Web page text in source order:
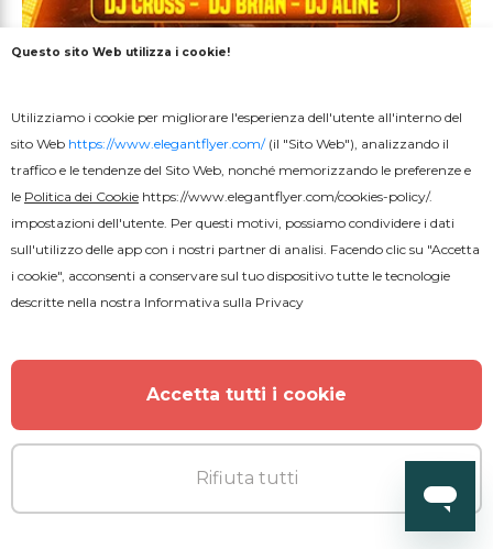
Premium
Sabato Sera Club Volantino
Questo sito Web utilizza i cookie!
Utilizziamo i cookie per migliorare l'esperienza dell'utente all'interno del
sito Web https://www.elegantflyer.com/(il "Sito Web"), analizzando il
traffico e le tendenze del Sito Web, nonché memorizzando le preferenze e
le Politica dei Cookie https://www.elegantflyer.com/cookies-policy/.
impostazioni dell'utente. Per questi motivi, possiamo condividere i dati
sull'utilizzo delle app con i nostri partner di analisi. Facendo clic su "Accetta
i cookie", acconsenti a conservare sul tuo dispositivo tutte le tecnologie
descritte nella nostra Informativa sulla Privacy
Accetta tutti i cookie
Rifiuta tutti